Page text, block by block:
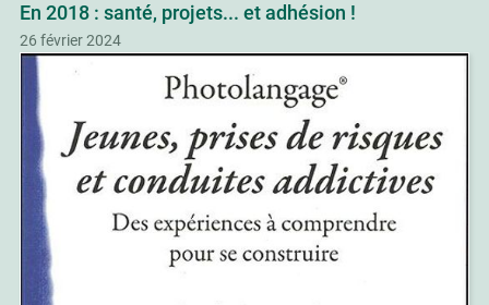
En 2018 : santé, projets... et adhésion !
26 février 2024